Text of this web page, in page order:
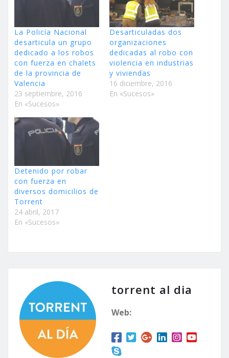
La Policía Nacional
desarticula un grupo
dedicado a los robos
con fuerza en chalets
de la provincia de
Valencia
23 septiembre, 2016
En «Sucesos»
Desarticuladas dos
organizaciones
dedicadas al robo con
violencia en industrias
y viviendas
16 diciembre, 2016
En «Sucesos»
Detenido por robar
con fuerza en
diversos domicilios de
Torrent
24 abril, 2017
En «Sucesos»
torrent al dia
Web: